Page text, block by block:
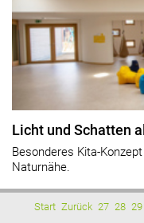
Licht und Schatten
Besonderes Kita-
Naturnähe.
Start Zurück 27 28 29